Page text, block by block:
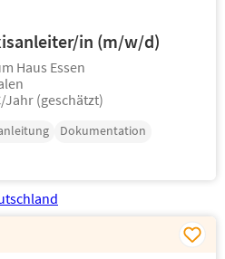
in (m/w/d)
Haus Essen
Jahr (geschätzt)
Dokumentation